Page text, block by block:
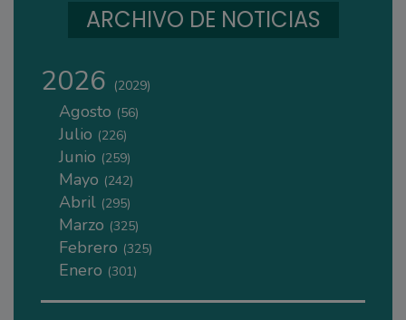
ARCHIVO DE NOTICIAS
2026 (2029)
Agosto (56)
Julio (226)
Junio (259)
Mayo (242)
Abril (295)
Marzo (325)
Febrero (325)
Enero (301)